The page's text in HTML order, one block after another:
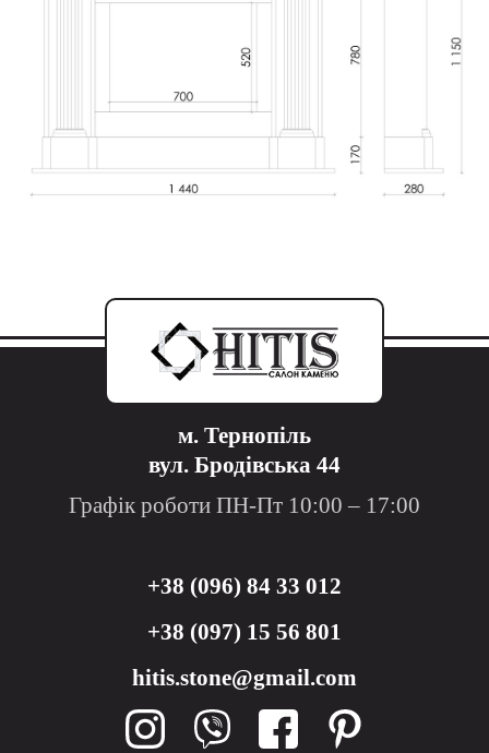
м. Тернопіль
вул. Бродівська 44
Графік роботи ПН-Пт 10:00 – 17:00
+38 (096) 84 33 012
+38 (097) 15 56 801
hitis.stone@gmail.com